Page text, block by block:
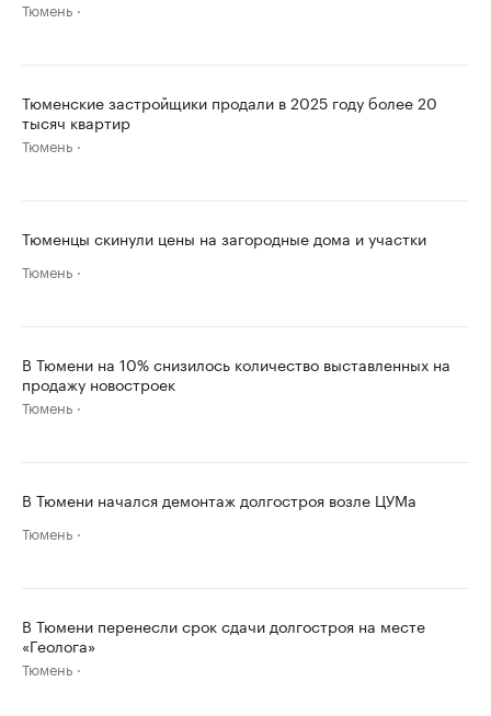
Тюмень
Тюменские застройщики продали в 2025 году более 20
тысяч квартир
Тюмень
Тюменцы скинули цены на загородные дома и участки
Тюмень
В Тюмени на 10% снизилось количество выставленных на
продажу новостроек
Тюмень
В Тюмени начался демонтаж долгостроя возле ЦУМа
Тюмень
В Тюмени перенесли срок сдачи долгостроя на месте
«Геолога»
Тюмень